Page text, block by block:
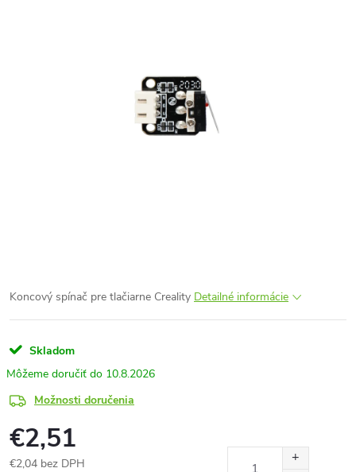
Koncový spínač pre tlačiarne Creality Detailné informácie
Skladom
10.8.2026
Možnosti doručenia
€2,51
€2,04 bez DPH